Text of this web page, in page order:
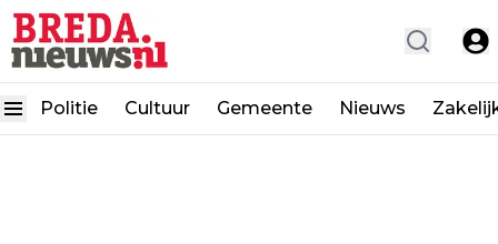
Politie Cultuur Gemeente Nieuws